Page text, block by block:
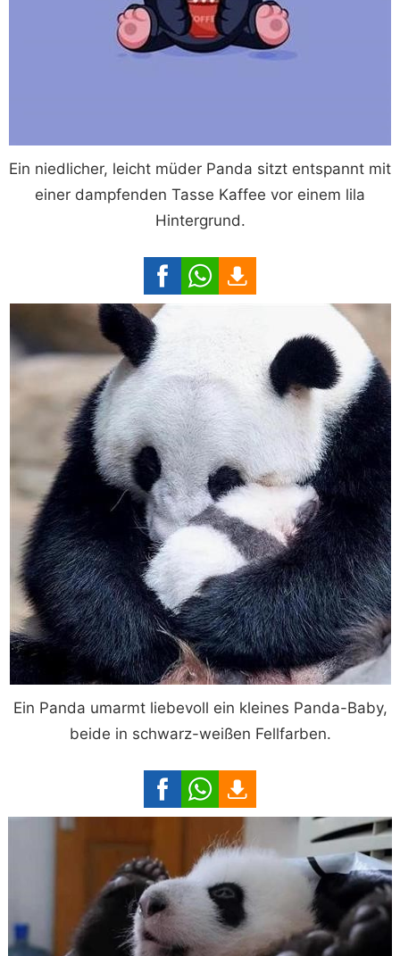
Ein niedlicher, leicht müder Panda sitzt entspannt mit
einer dampfenden Tasse Kaffee vor einem lila
Hintergrund.
Ein Panda umarmt liebevoll ein kleines Panda-Baby,
beide in schwarz-weißen Fellfarben.